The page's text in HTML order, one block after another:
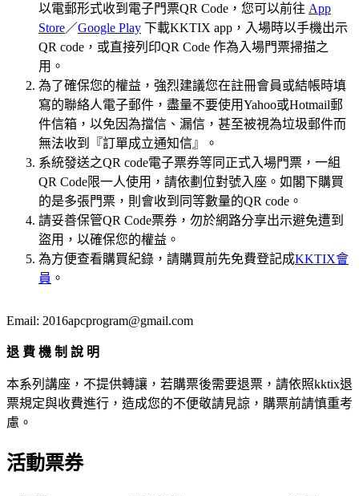
以電郵形式收到電子門票QR Code，您可以前往 App
Store／Google Play 下載KKTIX app，入場時以手機出示
QR code，或直接列印QR Code 作為入場門票掃描之
用。
為了確保您的權益，強烈建議您在註冊會員或結帳時填
寫的聯絡人電子郵件，盡量不要使用Yahoo或Hotmail郵
件信箱，以免因為擋信、漏信，甚至被視為垃圾郵件而
無法收到『訂單成立通知信』。
系統發送之QR code電子票券等同正式入場門票，一組
QR Code限一人使用，請依劃位對號入座。如閣下購買
的是多張門票，則會收到同等數量的QR code。
請妥善保管QR Code票券，勿於網路分享出示避免遭到
盜用，以確保您的權益。
為方便查看購買紀錄，請購買前先免費登記成KKTIX會
員 。
Email: 2016apcprogram@gmail.com
退 費 機 制 說 明
本系列講座，不提供轉讓，若購票後需要退票，請依照kktix退
票規定與收費進行，造成您的不便敬請見諒，購票前請慎重考
慮。
活動票券